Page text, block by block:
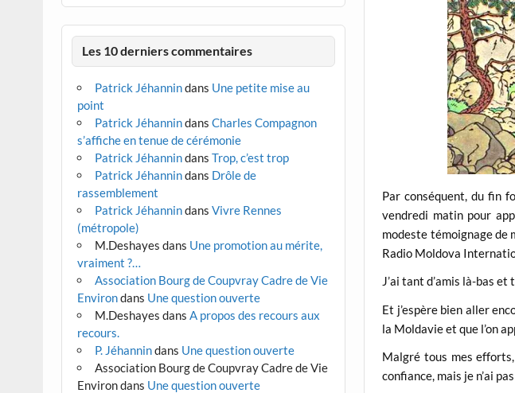
Par conséquent, du fin
vendredi matin pour
modeste témoignage de
Radio Moldova
J’ai tant d’amis là-bas
Et j’espère bien aller
la Moldavie et que l’on
Malgré tous mes
confiance, mais je n’ai
Les 10 derniers commentaires
Patrick Jéhannindans Une petite mise au
point
Patrick Jéhannindans Charles Compagnon
s’affiche en tenue de cérémonie
Patrick Jéhannindans Trop, c’est trop
Patrick Jéhannindans Drôle de
rassemblement
Patrick Jéhannindans Vivre Rennes
(métropole)
M.Deshayes dans Une promotion au mérite,
vraiment ?…
Association Bourg de Coupvray Cadre de Vie
Environdans Une question ouverte
M.Deshayes dans A propos des recours aux
recours.
P. Jéhannindans Une question ouverte
Association Bourg de Coupvray Cadre de Vie
Environdans Une question ouverte